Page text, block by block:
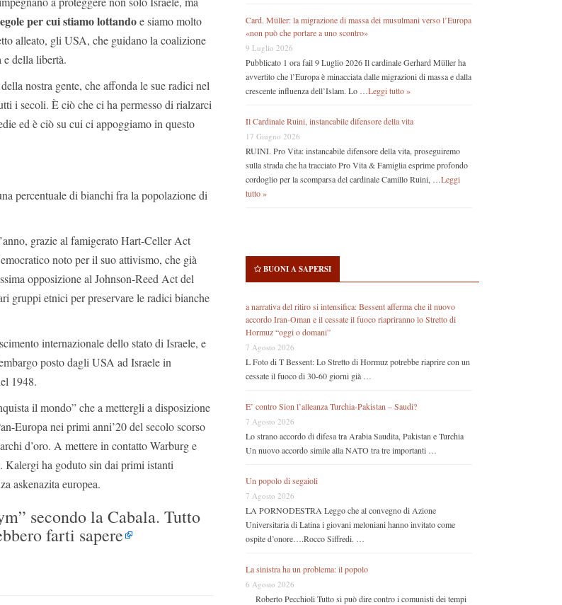
per cui stiamo lottandoe siamo molto
alleato, gli USA, che guidano la coalizione
della libertà.
nostra gente, che affonda le sue radici nel
i secoli. È ciò che ci ha permesso di rialzarci
ed è ciò su cui ci appoggiamo in questo
percentuale di bianchi fra la popolazione di
grazie al famigerato Hart-Celler Act
noto per il suo attivismo, che già
opposizione al Johnson-Reed Act del
gruppi etnici per preservare le radici bianche
internazionale dello stato di Israele, e
posto dagli USA ad Israele in
1948.
il mondo” che a mettergli a disposizione
Europa nei primi anni’20 del secolo scorso
d’oro. A mettere in contatto Warburg e
ha goduto sin dai primi istanti
askenazita europea.
secondo la Cabala. Tutto
farti sapere
Card. Müller: la migrazione di massa dei musulmani verso l’Europa
«non può che portare a uno scontro»
9 Luglio 2026
Pubblicato 1 ora fail 9 Luglio 2026 Il cardinale Gerhard Müller ha
avvertito che l’Europa è minacciata dalle migrazioni di massa e dalla
crescente influenza dell’Islam. Lo … Leggi tutto »
Il Cardinale Ruini, instancabile difensore della vita
17 Giugno 2026
RUINI. Pro Vita: instancabile difensore della vita, proseguiremo
sulla strada che ha tracciato Pro Vita & Famiglia esprime profondo
cordoglio per la scomparsa del cardinale Camillo Ruini, … Leggi
tutto »
BUONI A SAPERSI
a narrativa del ritiro si intensifica: Bessent afferma che il nuovo
accordo Iran-Oman e il cessate il fuoco riapriranno lo Stretto di
Hormuz “oggi o domani”
7 Agosto 2026
L Foto di T Bessent: Lo Stretto di Hormuz potrebbe riaprire con un
cessate il fuoco di 30-60 giorni già …
E’ contro Sion l’alleanza Turchia-Pakistan – Saudi?
7 Agosto 2026
Lo strano accordo di difesa tra Arabia Saudita, Pakistan e Turchia
Un nuovo accordo simile alla NATO tra tre importanti …
Un popolo di segaioli
7 Agosto 2026
LA PORNODESTRA Leggo che al convegno di Azione
Universitaria di Latina i giovani meloniani hanno invitato come
ospite d’onore….Rocco Siffredi. …
La sinistra ha un problema: il popolo
6 Agosto 2026
Roberto Pecchioli Tutto si può dire contro i comunisti dei tempi